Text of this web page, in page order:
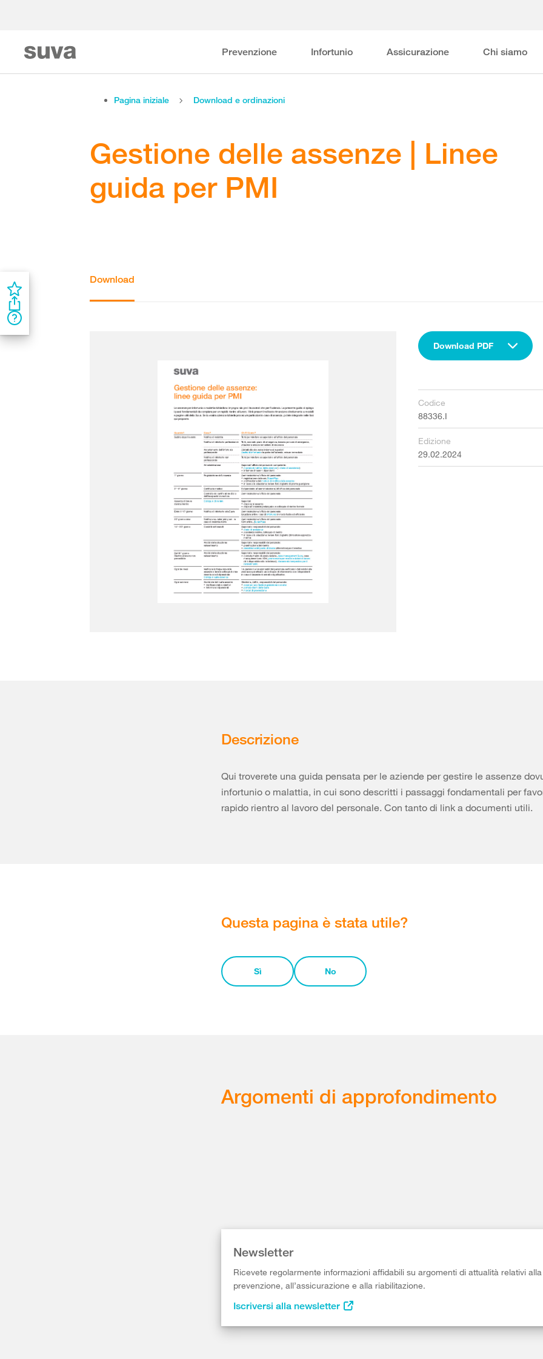
Prevenzione Infortunio Assicurazione Chi siamo
Pagina iniziale Download e ordinazioni
Gestione delle assenze | Linee
guida per PMI
Download
Download PDF
Codice
88336.I
Edizione
29.02.2024
Descrizione
Qui troverete una guida pensata per le aziende per gestire le assenze
infortunio o malattia, in cui sono descritti i passaggi fondamentali per
rapido rientro al lavoro del personale. Con tanto di link a documenti utili.
Questa pagina è stata utile?
Sì No
Argomenti di approfondimento
Newsletter
Ricevete regolarmente informazioni affidabili su argomenti di attualità relativi alla
prevenzione, all’assicurazione e alla riabilitazione.
Iscriversi alla newsletter